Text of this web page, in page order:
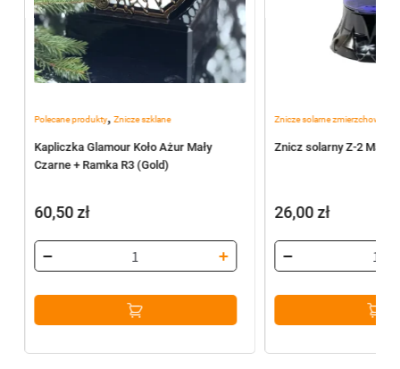
Polecane produkty, Znicze szklane
Kapliczka Glamour Koło Ażur Mały
Czarne + Ramka R3 (Gold)
60,50zł
Znicze solarne zmierzchowe
Znicz solarny Z-2 Mal
26,00zł